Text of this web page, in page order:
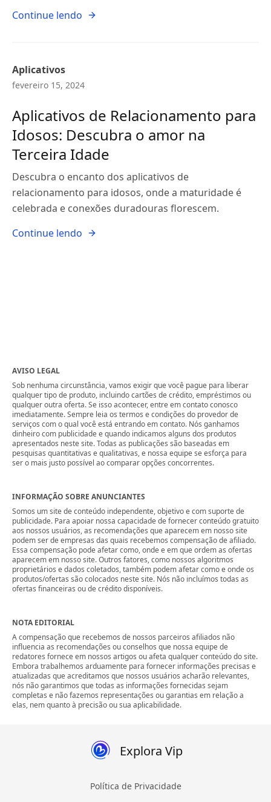
Continue lendo
Aplicativos
fevereiro 15, 2024
Aplicativos de Relacionamento para
Idosos: Descubra o amor na
Terceira Idade
Descubra o encanto dos aplicativos de
relacionamento para idosos, onde a maturidade é
celebrada e conexões duradouras florescem.
Continue lendo
AVISO LEGAL
Sob nenhuma circunstância, vamos exigir que você pague para liberar
qualquer tipo de produto, incluindo cartões de crédito, empréstimos ou
qualquer outra oferta. Se isso acontecer, entre em contato conosco
imediatamente. Sempre leia os termos e condições do provedor de
serviços com o qual você está entrando em contato. Nós ganhamos
dinheiro com publicidade e quando indicamos alguns dos produtos
apresentados neste site. Todas as publicações são baseadas em
pesquisas quantitativas e qualitativas, e nossa equipe se esforça para
ser o mais justo possível ao comparar opções concorrentes.
INFORMAÇÃO SOBRE ANUNCIANTES
Somos um site de conteúdo independente, objetivo e com suporte de
publicidade. Para apoiar nossa capacidade de fornecer conteúdo gratuito
aos nossos usuários, as recomendações que aparecem em nosso site
podem ser de empresas das quais recebemos compensação de afiliado.
Essa compensação pode afetar como, onde e em que ordem as ofertas
aparecem em nosso site. Outros fatores, como nossos algoritmos
proprietários e dados coletados, também podem afetar como e onde os
produtos/ofertas são colocados neste site. Nós não incluímos todas as
ofertas financeiras ou de crédito disponíveis.
NOTA EDITORIAL
A compensação que recebemos de nossos parceiros afiliados não
influencia as recomendações ou conselhos que nossa equipe de
redatores fornece em nossos artigos ou afeta qualquer conteúdo do site.
Embora trabalhemos arduamente para fornecer informações precisas e
atualizadas que acreditamos que nossos usuários acharão relevantes,
nós não garantimos que todas as informações fornecidas sejam
completas e não fazemos representações ou garantias em relação a
elas, nem quanto à precisão ou sua aplicabilidade.
Explora Vip
Política de Privacidade